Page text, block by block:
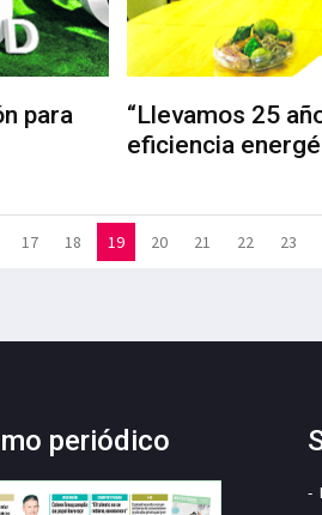
para
“Llevamos 25
eficiencia
17 18 19 20 21 22 23
periódico